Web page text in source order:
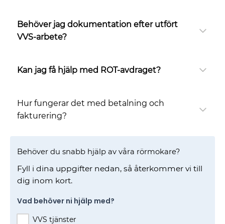
Behöver jag dokumentation efter utfört
VVS-arbete?
Kan jag få hjälp med ROT-avdraget?
Hur fungerar det med betalning och
fakturering?
Behöver du snabb hjälp av våra rörmokare?
Fyll i dina uppgifter nedan, så återkommer vi till
dig inom kort.
Vad behöver ni hjälp med?
VVS tjänster